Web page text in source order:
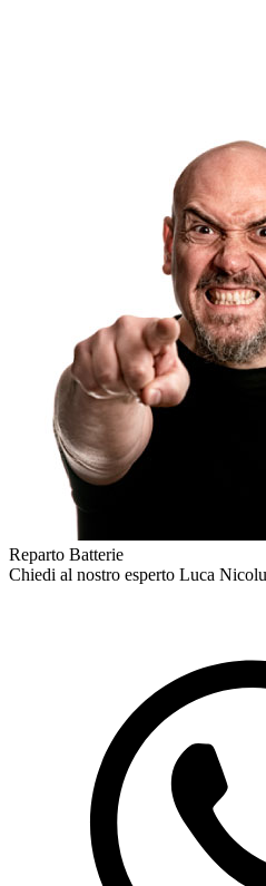
Reparto Batterie
Chiedi al nostro esperto Luca